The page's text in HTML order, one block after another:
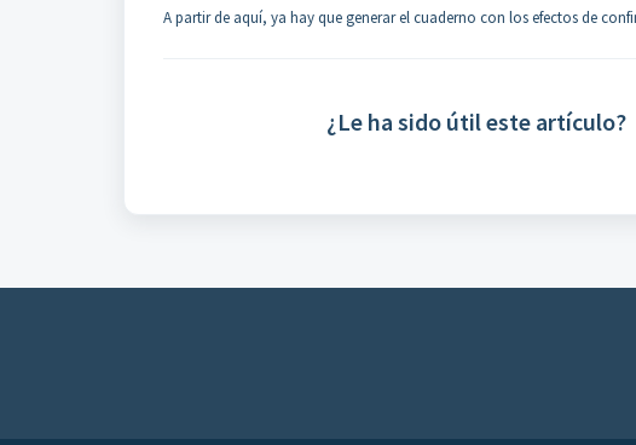
A partir de aquí, ya hay que generar el cuaderno con los efectos de
¿Le ha sido útil este artículo?